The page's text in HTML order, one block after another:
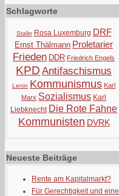
Schlagworte
Stalin Rosa Luxemburg DRF
Ernst Thälmann Proletarier
Frieden DDR Friedrich Engels
KPD Antifaschismus
Lenin Kommunismus Karl
Marx Sozialismus Karl
Liebknecht Die Rote Fahne
Kommunisten DVRK
Neueste Beiträge
Rente am Kapitalmarkt?
Für Gerechtigkeit und eine